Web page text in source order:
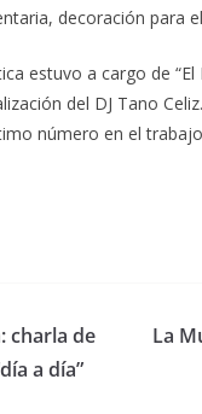
decoración para
estuvo a cargo de
del DJ Tano
número en el
charla de
a día”
La